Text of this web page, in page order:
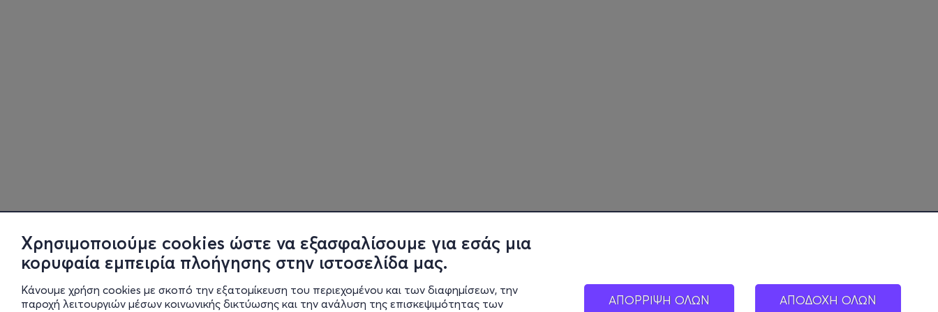
Χρησιμοποιούμε cookies ώστε να εξασφαλίσουμε για εσάς μια
κορυφαία εμπειρία πλοήγησης στην ιστοσελίδα μας.
Κάνουμε χρήση cookies με σκοπό την εξατομίκευση του περιεχομένου και των διαφημίσεων, την
παροχή λειτουργιών μέσων κοινωνικής δικτύωσης και την ανάλυση της επισκεψιμότητας των
ΑΠΟΡΡΙΨΗ ΟΛΩΝ ΑΠΟΔΟΧΗ ΟΛΩΝ